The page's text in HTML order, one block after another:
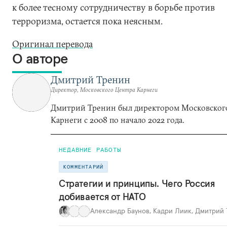
к более тесному сотрудничеству в борьбе против
терроризма, остается пока неясным.
Оригинал перевода
О авторе
Дмитрий Тренин
Директор, Московского Центра Карнеги
Дмитрий Тренин был директором
Карнеги с 2008 по начало 2022 года.
НЕДАВНИЕ РАБОТЫ
КОММЕНТАРИЙ
Стратегии и принципы. Чего Россия
добивается от НАТО
Александр Баунов, Кадри Лиик, Дмитрий